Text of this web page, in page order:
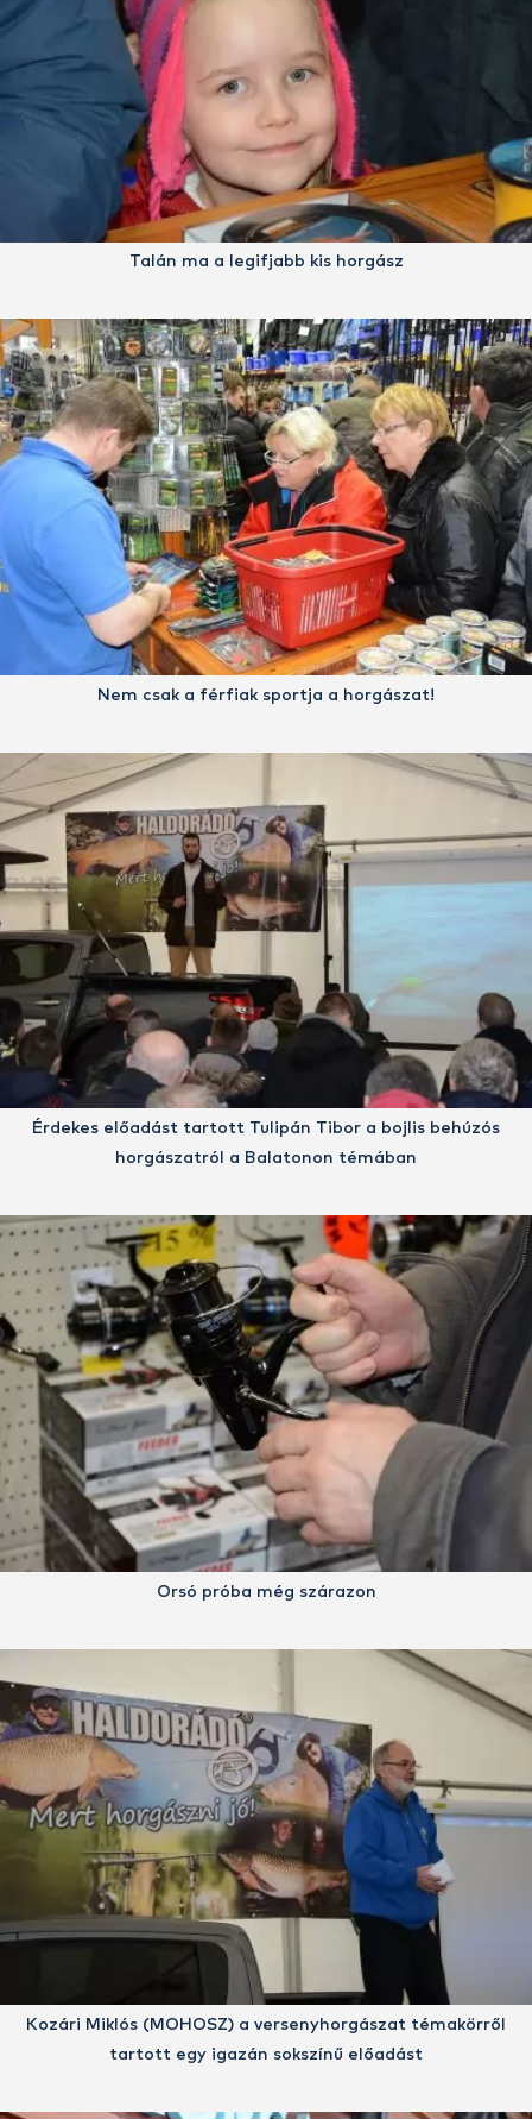
Talán ma a legifjabb kis horgász
Nem csak a férfiak sportja a horgászat!
Érdekes előadást tartott Tulipán Tibor a bojlis behúzós
horgászatról a Balatonon témában
Orsó próba még szárazon
Kozári Miklós (MOHOSZ) a versenyhorgászat témakörről
tartott egy igazán sokszínű előadást